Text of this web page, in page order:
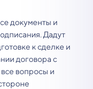
документы и
Дадут
к сделке и
договора с
вопросы и